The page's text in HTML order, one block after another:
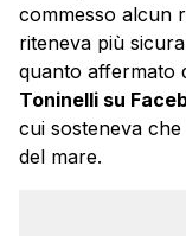
commesso alcun
riteneva più
quanto affermato
Toninelli su
cui sosteneva
del mare.